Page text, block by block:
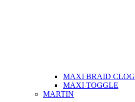
MAXI BRAID CLOG
MAXI TOGGLE
MARTIN